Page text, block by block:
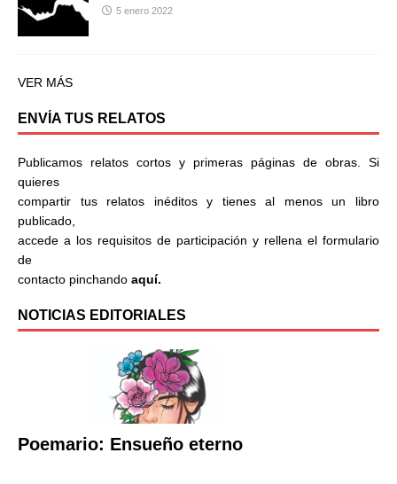
5 enero 2022
VER MÁS
ENVÍA TUS RELATOS
Publicamos relatos cortos y primeras páginas de obras. Si
quieres
compartir tus relatos inéditos y tienes al menos un libro
publicado,
accede a los requisitos de participación y rellena el formulario
de
contacto pinchando aquí.
NOTICIAS EDITORIALES
Poemario: Ensueño eterno